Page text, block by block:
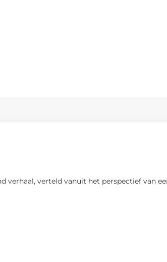
verhaal, verteld vanuit het perspectief van